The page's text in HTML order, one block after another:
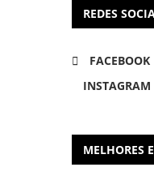
REDES
FACEBOOK
INSTAGRAM
MELHORES